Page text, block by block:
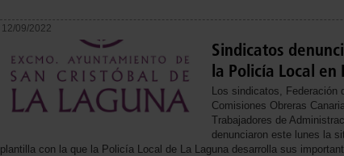
12/09/2022
Sindicatos
la Policía Local en
Los sindicatos, Federación
Comisiones Obreras
Trabajadores de
denunciaron este lunes la
plantilla con la que la Policía Local de La Laguna desarrolla sus